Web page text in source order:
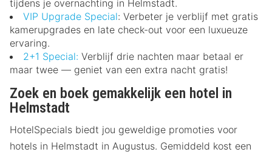
tijdens je overnachting in Helmstadt.
VIP Upgrade Special: Verbeter je verblijf met gratis
kamerupgrades en late check-out voor een luxueuze
ervaring.
2+1 Special: Verblijf drie nachten maar betaal er
maar twee — geniet van een extra nacht gratis!
Zoek en boek gemakkelijk een hotel in
Helmstadt
HotelSpecials biedt jou geweldige promoties voor
hotels in Helmstadt in Augustus. Gemiddeld kost een